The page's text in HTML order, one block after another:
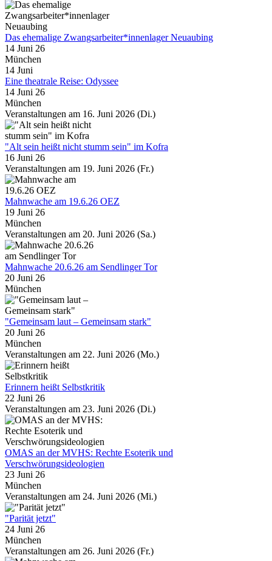
Das ehemalige Zwangsarbeiter*innenlager Neuaubing
14 Juni 26
München
14 Juni
Eine theatrale Reise: Odyssee
14 Juni 26
München
Veranstaltungen am 16. Juni 2026 (Di.)
"Alt sein heißt nicht stumm sein" im Kofra
16 Juni 26
Veranstaltungen am 19. Juni 2026 (Fr.)
Mahnwache am 19.6.26 OEZ
19 Juni 26
München
Veranstaltungen am 20. Juni 2026 (Sa.)
Mahnwache 20.6.26 am Sendlinger Tor
20 Juni 26
München
"Gemeinsam laut – Gemeinsam stark"
20 Juni 26
München
Veranstaltungen am 22. Juni 2026 (Mo.)
Erinnern heißt Selbstkritik
22 Juni 26
Veranstaltungen am 23. Juni 2026 (Di.)
OMAS an der MVHS: Rechte Esoterik und
Verschwörungsideologien
23 Juni 26
München
Veranstaltungen am 24. Juni 2026 (Mi.)
"Parität jetzt"
24 Juni 26
München
Veranstaltungen am 26. Juni 2026 (Fr.)